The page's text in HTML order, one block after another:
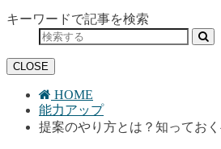
キーワードで記事を検索
CLOSE
HOME
能力アップ
提案のやり方とは？知ってお